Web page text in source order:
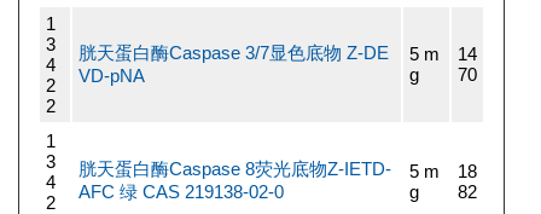
1
3
4
2
2
胱天蛋白酶Caspase 3/7显色底物 Z-DE
VD-pNA
5 m
g
14
70
1
3
4
2
胱天蛋白酶Caspase 8荧光底物Z-IETD-
AFC 绿 CAS 219138-02-0
5 m
g
18
82